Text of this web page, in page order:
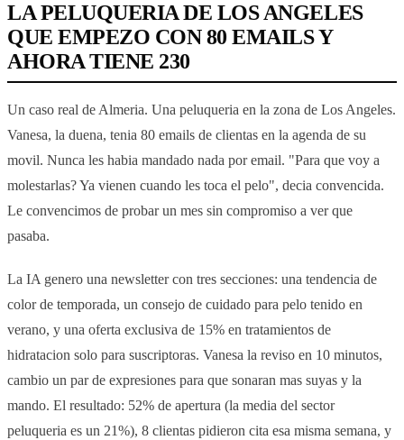
LA PELUQUERIA DE LOS ANGELES
QUE EMPEZO CON 80 EMAILS Y
AHORA TIENE 230
Un caso real de Almeria. Una peluqueria en la zona de Los Angeles.
Vanesa, la duena, tenia 80 emails de clientas en la agenda de su
movil. Nunca les habia mandado nada por email. "Para que voy a
molestarlas? Ya vienen cuando les toca el pelo", decia convencida.
Le convencimos de probar un mes sin compromiso a ver que
pasaba.
La IA genero una newsletter con tres secciones: una tendencia de
color de temporada, un consejo de cuidado para pelo tenido en
verano, y una oferta exclusiva de 15% en tratamientos de
hidratacion solo para suscriptoras. Vanesa la reviso en 10 minutos,
cambio un par de expresiones para que sonaran mas suyas y la
mando. El resultado: 52% de apertura (la media del sector
peluqueria es un 21%), 8 clientas pidieron cita esa misma semana, y